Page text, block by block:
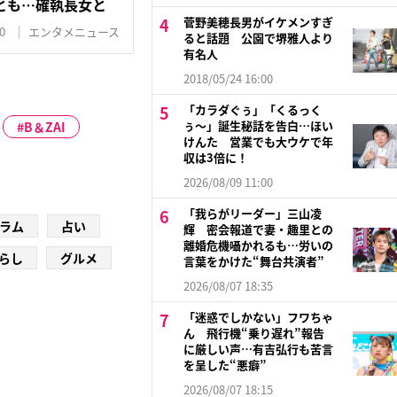
も…確執長女と
エンタメニュース
B＆ZAI
ム
占い
し
グルメ
菅野美穂長男がイケメンすぎ
ると話題 公園で堺雅人より
有名人
2018/05/24 16:00
「カラダぐぅ」「くるっく
ぅ〜」誕生秘話を告白…ほい
けんた 営業でも大ウケで年
収は3倍に！
2026/08/09 11:00
「我らがリーダー」三山凌
輝 密会報道で妻・趣里との
離婚危機囁かれるも…労いの
言葉をかけた“舞台共演者”
2026/08/07 18:35
「迷惑でしかない」フワちゃ
ん 飛行機“乗り遅れ”報告
に厳しい声…有吉弘行も苦言
を呈した“悪癖”
2026/08/07 18:15